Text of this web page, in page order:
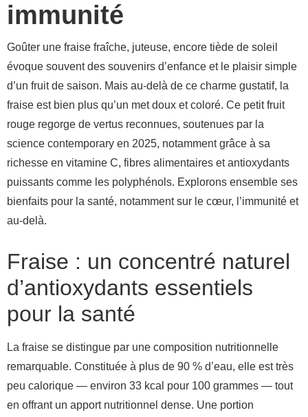
immunité
Goûter une fraise fraîche, juteuse, encore tiède de soleil
évoque souvent des souvenirs d’enfance et le plaisir simple
d’un fruit de saison. Mais au-delà de ce charme gustatif, la
fraise est bien plus qu’un met doux et coloré. Ce petit fruit
rouge regorge de vertus reconnues, soutenues par la
science contemporary en 2025, notamment grâce à sa
richesse en vitamine C, fibres alimentaires et antioxydants
puissants comme les polyphénols. Explorons ensemble ses
bienfaits pour la santé, notamment sur le cœur, l’immunité et
au-delà.
Fraise : un concentré naturel
d’antioxydants essentiels
pour la santé
La fraise se distingue par une composition nutritionnelle
remarquable. Constituée à plus de 90 % d’eau, elle est très
peu calorique — environ 33 kcal pour 100 grammes — tout
en offrant un apport nutritionnel dense. Une portion